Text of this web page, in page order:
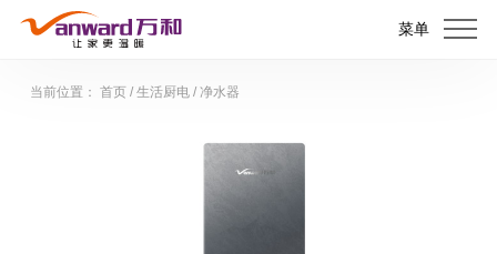
菜单
当前位置： 首页/ 生活厨电/ 净水器